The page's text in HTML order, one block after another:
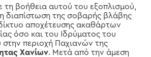
τη βοήθεια αυτού του εξοπλισμού,
διαπίστωση της σοβαρής βλάβης
αποχέτευσης ακαθάρτων
όσο και του Ιδρύματος του
στην περιοχή Παχιανών της
Χανίων. Μετά από την άμεση